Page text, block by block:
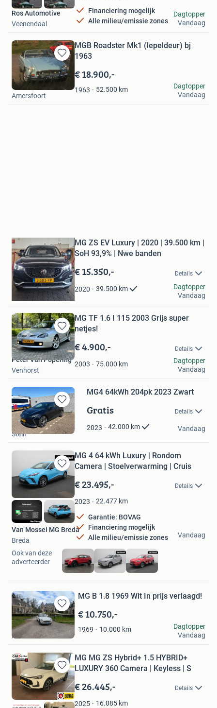
Financiering mogelijk
Alle milieu/emissie zones
Ros Automotive
Veenendaal
Dagtopper
Vandaag
Bewaren
in
Mijn
Favorieten
MGB Roadster Mk1 (lepeldeur) bj
1963
€ 18.900,-
1963 52.500 km
Freek
Amersfoort
Dagtopper
Vandaag
Mijn
Favorieten
MG ZS EV Luxury | 2020 | 39.500 km |
SoH 93,9% | Nwe banden
€ 15.350,- Details
2020 39.500 km
Peksert
Rotterdam
Dagtopper
Vandaag
Bewaren
in
Mijn
Favorieten
MG TF 1.6 I 115 2003 Grijs super
netjes!
€ 4.900,- Details
2003 75.000 km
Peter Van Popering
Venhorst
Dagtopper
Vandaag
Bewaren
in
Mijn
Favorieten
MG4 64kWh 204pk 2023 Zwart
Gratis Details
2023 42.000 km
Gabriel Ramos
Stein
Vandaag
Bewaren
in
Favorieten
MG 4 64 kWh Luxury | Rondom
Camera | Stoelverwarming | Cruis
€ 23.495,- Details
2023 22.477 km
Garantie: BOVAG
Financiering mogelijk
Alle milieu/emissie zones
Van Mossel MG Breda
Breda
Vandaag
Ook van deze
adverteerder
Bewaren
in
Mijn
Favorieten
MG B 1.8 1969 Wit In prijs verlaagd!
€ 10.750,-
1969 10.000 km
Michel
Ambt Delden
Dagtopper
Vandaag
Bewaren
in
Mijn
Favorieten
MG MG ZS Hybrid+ 1.5 HYBRID+
LUXURY 360 Camera | Keyless | S
€ 26.445,- Details
2025 16.085 km